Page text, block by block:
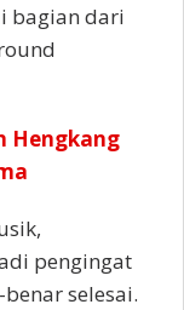
bagian dari
Hengkang
pengingat
selesai.